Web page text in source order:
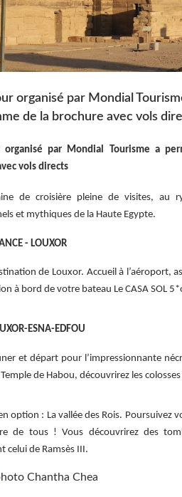
organisé par Mondial
de la brochure avec vols
organisé par Mondial Tourisme a
vols directs
de croisière pleine de visites, au
et mythiques de la Haute Egypte.
- LOUXOR
de Louxor. Accueil à l’aéroport,
à bord de votre bateau Le CASA SOL
ESNA-EDFOU
et départ pour l’impressionnante
de Habou, découvrirez les
option : La vallée des Rois. Poursuivez
de tous ! Vous découvrirez des
celui de Ramsès III.